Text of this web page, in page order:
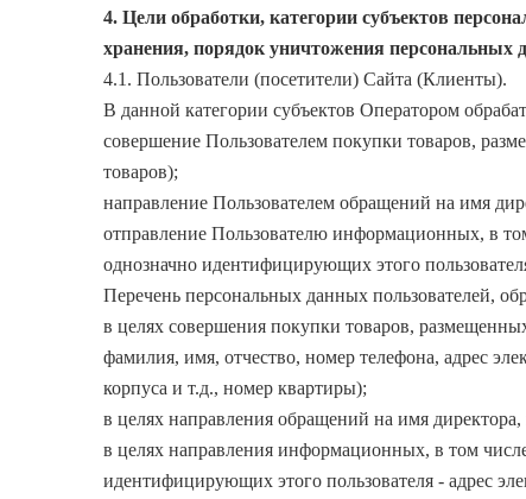
4. Цели обработки, категории субъектов
хранения, порядок уничтожения
4.1. Пользователи (посетители) Сайта (Клиенты).
В данной категории субъектов Оператором
совершение Пользователем покупки товаров,
товаров);
направление Пользователем обращений на имя
отправление Пользователю информационных, в
однозначно идентифицирующих этого
Перечень персональных данных пользователей,
в целях совершения покупки товаров,
фамилия, имя, отчество, номер телефона, адрес
корпуса и т.д., номер квартиры);
в целях направления обращений на имя
в целях направления информационных, в том
идентифицирующих этого пользователя - адрес